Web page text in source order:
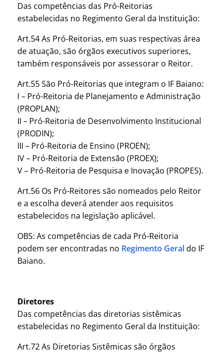
Das competências das Pró-Reitorias
estabelecidas no Regimento Geral da Instituição:
Art.54 As Pró-Reitorias, em suas respectivas área
de atuação, são órgãos executivos superiores,
também responsáveis por assessorar o Reitor.
Art.55 São Pró-Reitorias que integram o IF Baiano:
I – Pró-Reitoria de Planejamento e Administração
(PROPLAN);
II – Pró-Reitoria de Desenvolvimento Institucional
(PRODIN);
III – Pró-Reitoria de Ensino (PROEN);
IV – Pró-Reitoria de Extensão (PROEX);
V – Pró-Reitoria de Pesquisa e Inovação (PROPES).
Art.56 Os Pró-Reitores são nomeados pelo Reitor
e a escolha deverá atender aos requisitos
estabelecidos na legislação aplicável.
OBS: As competências de cada Pró-Reitoria
podem ser encontradas no Regimento Geraldo IF
Baiano.
Diretores
Das competências das diretorias sistêmicas
estabelecidas no Regimento Geral da Instituição:
Art.72 As Diretorias Sistêmicas são órgãos